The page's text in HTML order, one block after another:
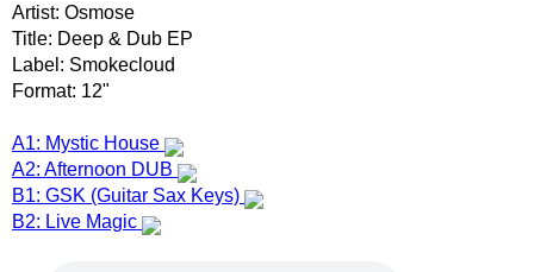
Artist: Osmose
Title: Deep & Dub EP
Label: Smokecloud
Format: 12"
A1: Mystic House
A2: Afternoon DUB
B1: GSK (Guitar Sax Keys)
B2: Live Magic